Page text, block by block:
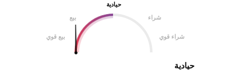
حيادية
بيع
شراء
بيع قوي شراء قوي
حيادية